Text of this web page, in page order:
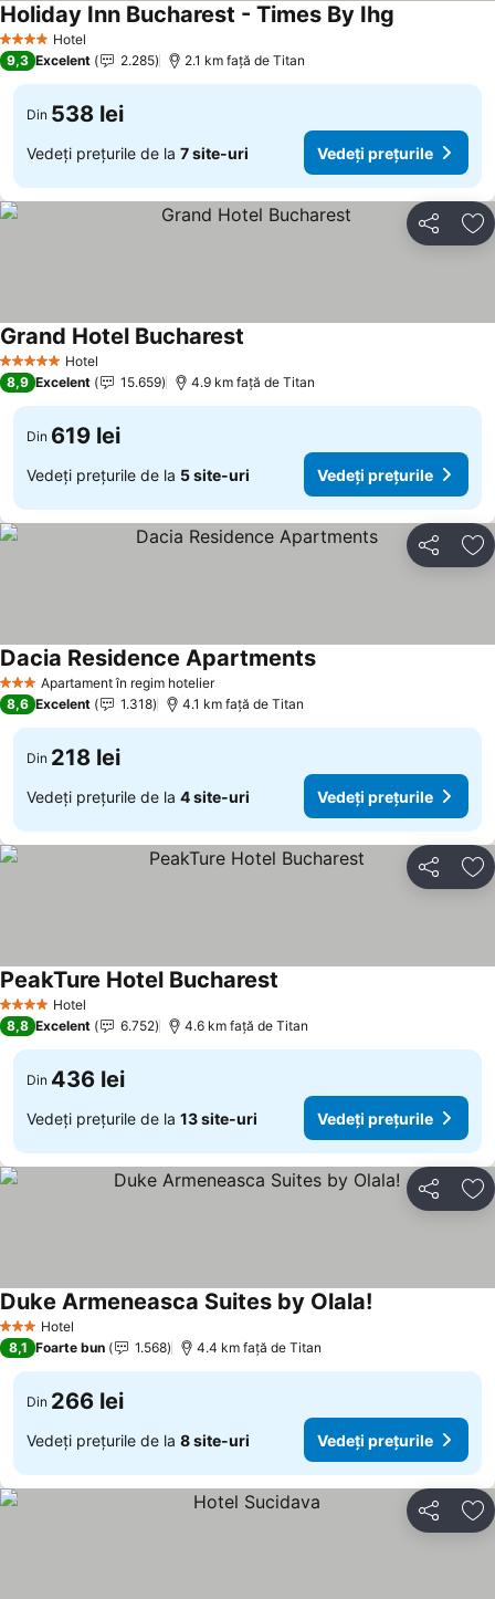
4 Stele Hotel
Holiday Inn Bucharest - Times By Ihg
9,3 Excelent 2.285 2.1 km faţă de Titan
Din 538 lei
Vedeți prețurile de la 7 site-uri Vedeți prețurile
Distribuiți
5 Stele Hotel
Grand Hotel Bucharest
8,9 Excelent 15.659 4.9 km faţă de Titan
Din 619 lei
Vedeți prețurile de la 5 site-uri Vedeți prețurile
Distribuiți
3 SteleApartament în regim hotelier
Dacia Residence Apartments
8,6 Excelent 1.318 4.1 km faţă de Titan
Din 218 lei
Vedeți prețurile de la 4 site-uri Vedeți prețurile
Distribuiți
4 Stele Hotel
PeakTure Hotel Bucharest
8,8 Excelent 6.752 4.6 km faţă de Titan
Din 436 lei
Vedeți prețurile de la 13 site-uri Vedeți prețurile
Distribuiți
3 SteleHotel
Duke Armeneasca Suites by Olala!
8,1 Foarte bun 1.568 4.4 km faţă de Titan
Din 266 lei
Vedeți prețurile de la 8 site-uri Vedeți prețurile
Distribuiți